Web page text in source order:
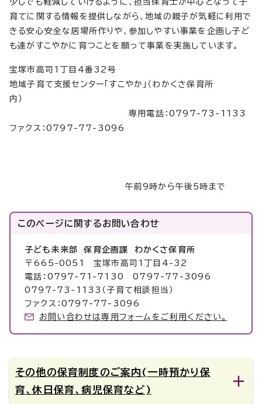
少しでも軽減していけるように、担当保育士が中心となって子
育てに関する情報を提供しながら、地域の親子が気軽に利用で
きる安心安全な居場所作りや、参加しやすい事業を企画し子ど
も達がすこやかに育つことを願って事業を実施しています。
宝塚市高司1丁目4番32号
地域子育て支援センター「すこやか」（わかくさ保育所
内）
専用電話：0797-73-1133
ファクス：0797-77-3096
午前9時から午後5時まで
このページに関するお問い合わせ
子ども未来部 保育企画課 わかくさ保育所
〒665-0051 宝塚市高司1丁目4-32
電話：0797-71-7130 0797-77-3096
0797-73-1133（子育て相談担当）
ファクス：0797-77-3096
お問い合わせは専用フォームをご利用ください。
その他の保育制度のご案内(一時預かり保
育、休日保育、病児保育など)